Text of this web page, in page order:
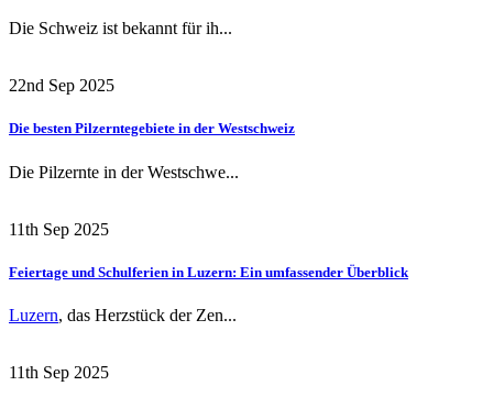
Die Schweiz ist bekannt für ih...
22nd Sep 2025
Die besten Pilzerntegebiete in der Westschweiz
Die Pilzernte in der Westschwe...
11th Sep 2025
Feiertage und Schulferien in Luzern: Ein umfassender Überblick
Luzern, das Herzstück der Zen...
11th Sep 2025